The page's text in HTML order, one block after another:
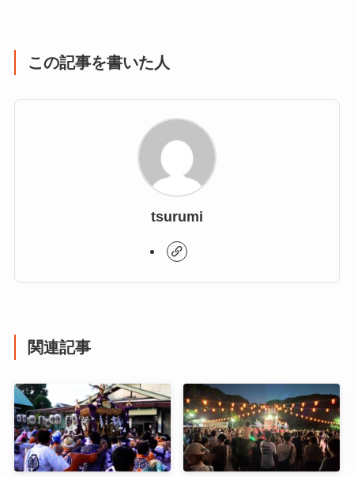
この記事を書いた人
tsurumi
関連記事